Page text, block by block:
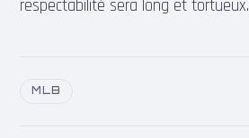
respectabilité sera long et tortueux.
MLB